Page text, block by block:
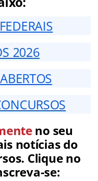
2026
no seu
notícias do
Clique no
se: